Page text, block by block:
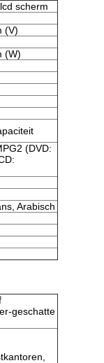
scherm
(V)
(W)
(DVD:
Arabisch
geschatte